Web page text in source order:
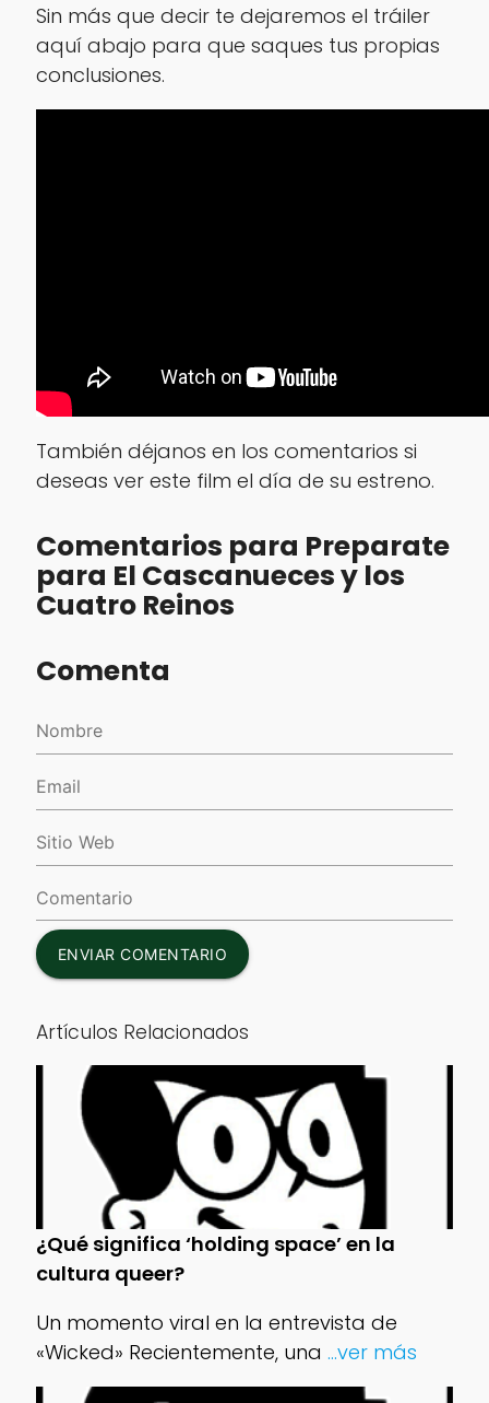
Sin más que decir te dejaremos el tráiler
aquí abajo para que saques tus propias
conclusiones.
También déjanos en los comentarios si
deseas ver este film el día de su estreno.
Comentarios para Preparate
para El Cascanueces y los
Cuatro Reinos
Comenta
ENVIAR COMENTARIO
Artículos Relacionados
¿Qué significa ‘holding space’ en la
cultura queer?
Un momento viral en la entrevista de
«Wicked» Recientemente, una ...ver más